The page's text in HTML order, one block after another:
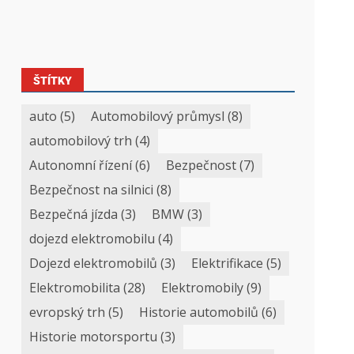
ŠTÍTKY
auto (5) Automobilový průmysl (8)
automobilový trh (4)
Autonomní řízení(6) Bezpečnost(7)
Bezpečnost na silnici (8)
Bezpečná jízda (3) BMW(3)
dojezd elektromobilu (4)
Dojezd elektromobilů (3) Elektrifikace (5)
Elektromobilita (28) Elektromobily(9)
evropský trh (5) Historie automobilů (6)
Historie motorsportu (3)